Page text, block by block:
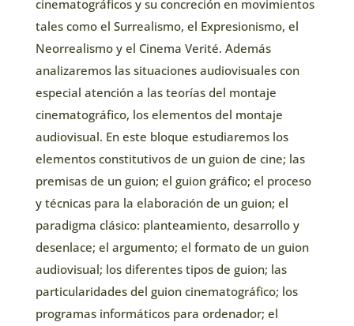
cinematográficos y su concreción en movimientos
tales como el Surrealismo, el Expresionismo, el
Neorrealismo y el Cinema Verité. Además
analizaremos las situaciones audiovisuales con
especial atención a las teorías del montaje
cinematográfico, los elementos del montaje
audiovisual. En este bloque estudiaremos los
elementos constitutivos de un guion de cine; las
premisas de un guion; el guion gráfico; el proceso
y técnicas para la elaboración de un guion; el
paradigma clásico: planteamiento, desarrollo y
desenlace; el argumento; el formato de un guion
audiovisual; los diferentes tipos de guion; las
particularidades del guion cinematográfico; los
programas informáticos para ordenador; el